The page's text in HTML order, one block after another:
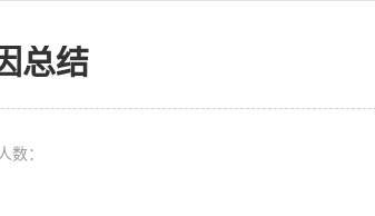
总结
数：